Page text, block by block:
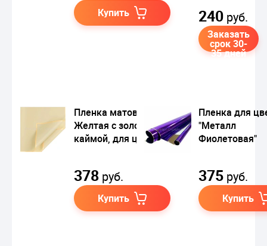
Купить 240 руб.
Заказать
срок 30-
35 дней
Пленка матовая
Желтая с золотой
каймой, для цветов
378 руб.
Купить
Пленка для
"Металл
Фиолетовая"
375 руб.
Купить